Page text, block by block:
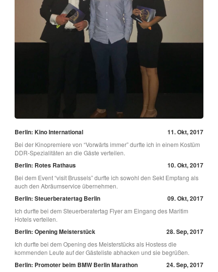
Berlin: Kino International 11. Okt, 2017
Bei der Kinopremiere von “Vorwärts immer” durfte ich in einem Kostüm
DDR-Spezialitäten an die Gäste verteilen.
Berlin: Rotes Rathaus 10. Okt, 2017
Bei dem Event “visit Brussels” durfte ich sowohl den Sekt Empfang als
auch den Abräumservice übernehmen.
Berlin: Steuerberatertag Berlin 09. Okt, 2017
Ich durfte bei dem Steuerberatertag Flyer am Eingang des Maritim
Hotels verteilen.
Berlin: Opening Meisterstück 28. Sep, 2017
Ich durfte bei dem Opening des Meisterstücks als Hostess die
kommenden Leute auf der Gästeliste abhacken und sie begrüßen.
Berlin: Promoter beim BMW Berlin Marathon 24. Sep, 2017